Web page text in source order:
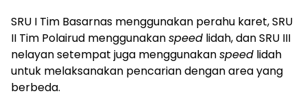
SRU I Tim Basarnas menggunakan perahu karet, SRU
II Tim Polairud menggunakanspeed lidah, dan SRU III
nelayan setempat juga menggunakanspeed lidah
untuk melaksanakan pencarian dengan area yang
berbeda.